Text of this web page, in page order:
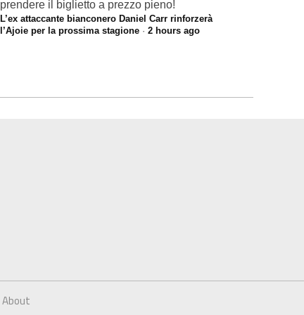
prendere il biglietto a prezzo pieno!
L’ex attaccante bianconero Daniel Carr rinforzerà
l’Ajoie per la prossima stagione · 2 hours ago
About